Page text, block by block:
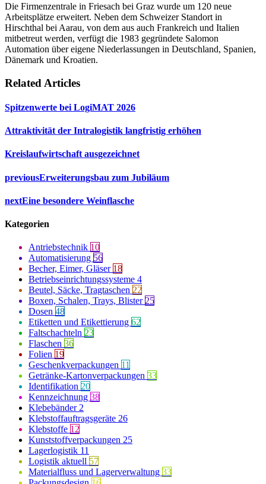
Die Firmenzentrale in Friesach bei Graz wurde um 120 neue
Arbeitsplätze erweitert. Neben dem Schweizer Standort in
Hirschthal bei Aarau, von dem aus auch Frankreich und Italien
mitbetreut werden, verfügt die 1983 gegründete Salomon
Automation über eigene Niederlassungen in Deutschland, Spanien,
Dänemark und Kroatien.
Related Articles
Spitzenwerte bei LogiMAT 2026
Attraktivität der Intralogistik langfristig erhöhen
Kreislaufwirtschaft ausgezeichnet
previousErweiterungsbau zum Jubiläum
nextEine besondere Weinflasche
Kategorien
Antriebstechnik 10
Automatisierung 56
Becher, Eimer, Gläser 18
Betriebseinrichtungssysteme 4
Beutel, Säcke, Tragtaschen 22
Boxen, Schalen, Trays, Blister 25
Dosen 48
Etiketten und Etikettierung 62
Faltschachteln 23
Flaschen 36
Folien 19
Geschenkverpackungen 11
Getränke-Kartonverpackungen 33
Identifikation 20
Kennzeichnung 38
Klebebänder 2
Klebstoffauftragsgeräte 26
Klebstoffe 12
Kunststoffverpackungen 25
Lagerlogistik 11
Logistik aktuell 57
Materialfluss und Lagerverwaltung 33